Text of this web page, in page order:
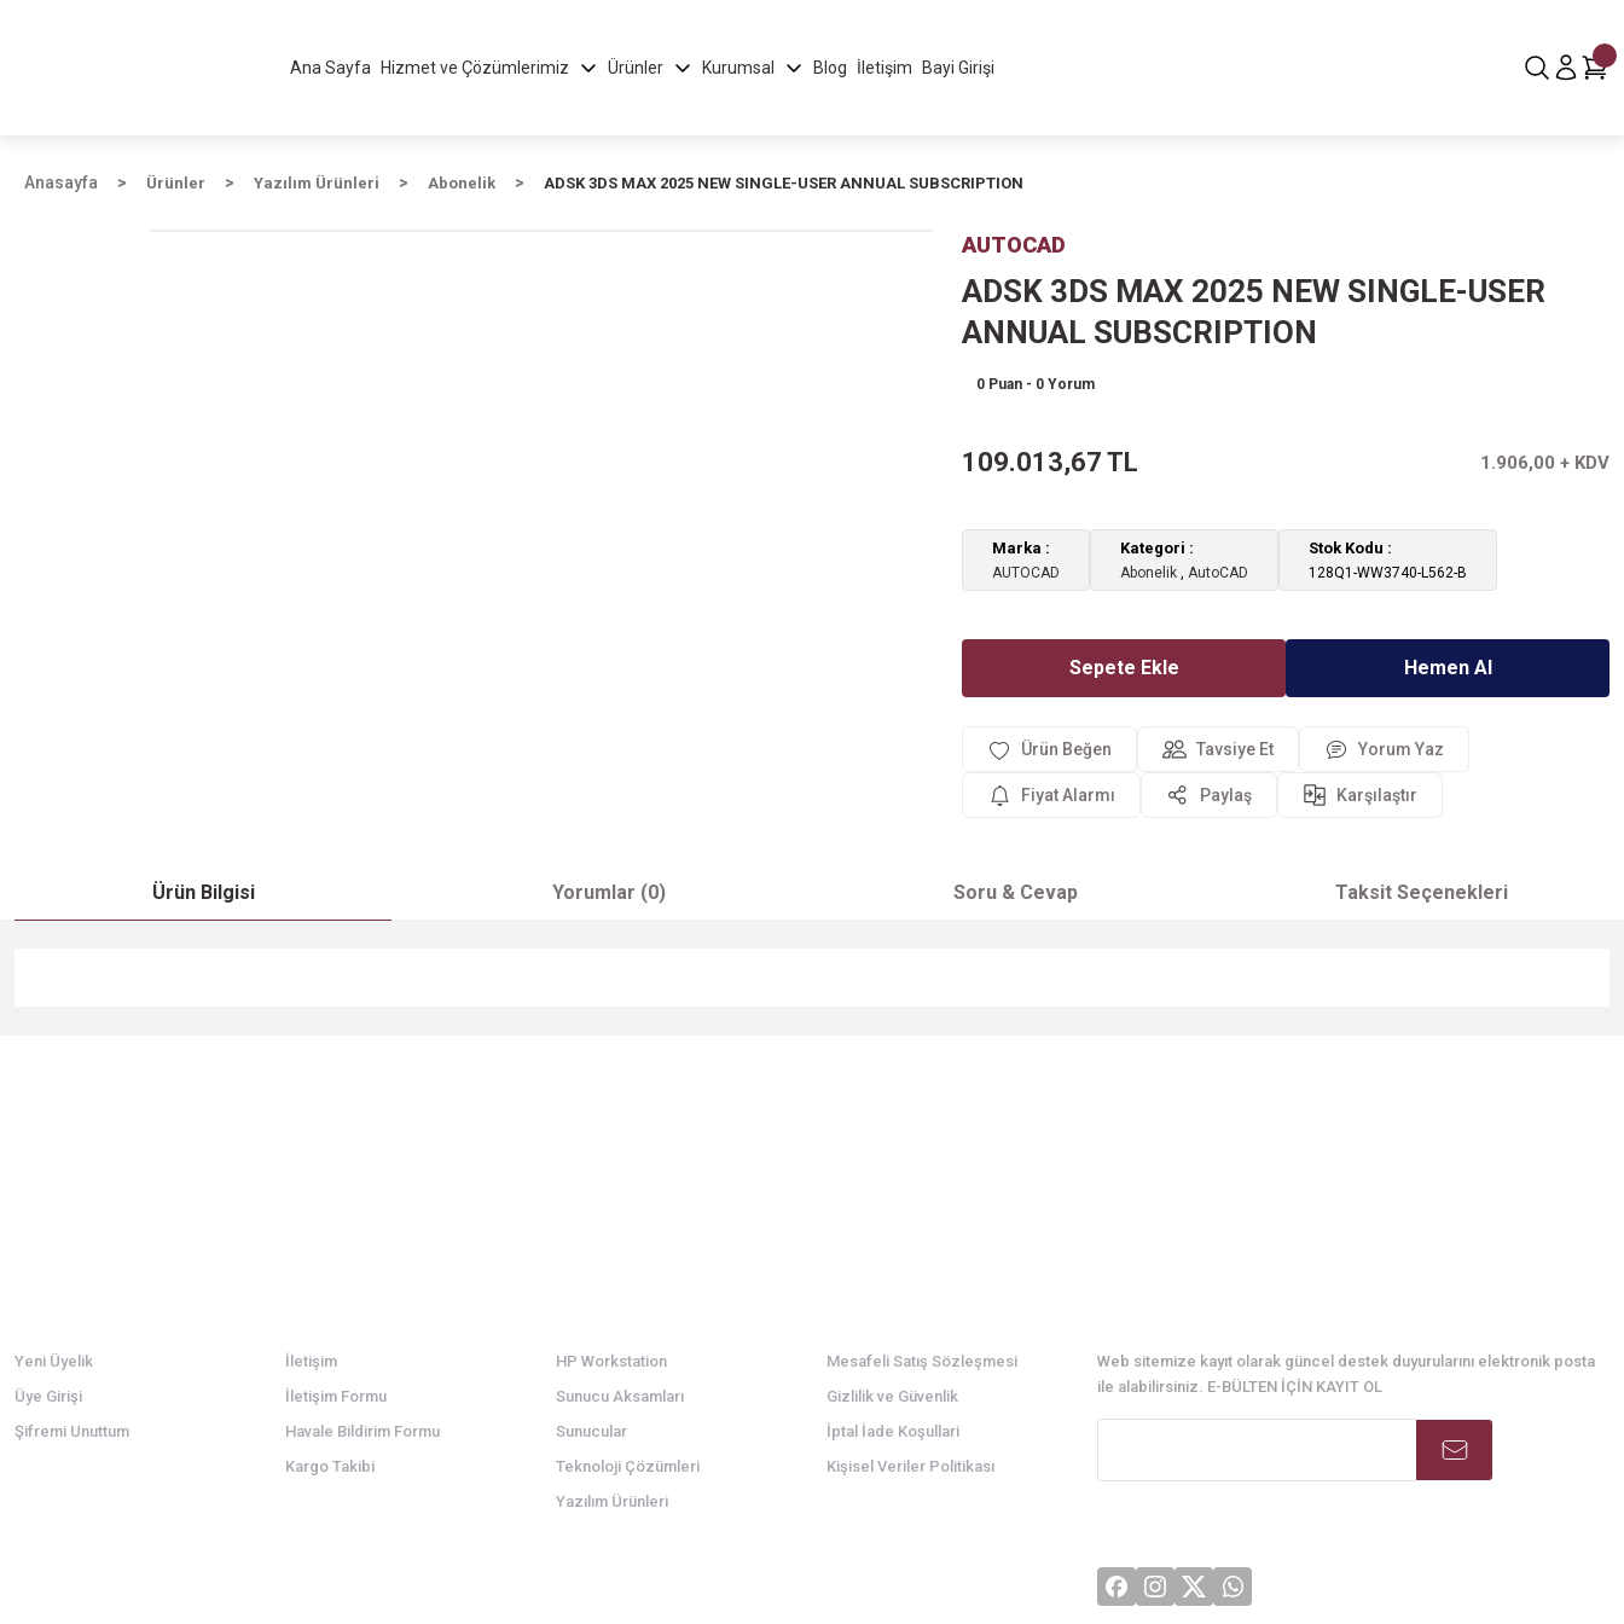
Ana Sayfa Hizmet ve Çözümlerimiz Ürünler Kurumsal Blog İletişim Bayi Girişi
Anasayfa Ürünler Yazılım Ürünleri Abonelik ADSK 3DS MAX 2025 NEW SINGLE-USER ANNUAL SUBSCRIPTION
AUTOCAD
ADSK 3DS MAX 2025 NEW SINGLE-USER
ANNUAL SUBSCRIPTION
0 Puan - 0 Yorum
109.013,67 TL 1.906,00 + KDV
Marka
AUTOCAD
Kategori
Abonelik , AutoCAD
Stok Kodu
128Q1-WW3740-L562-B
Sepete Ekle Hemen Al
Tavsiye Et Yorum Yaz
Fiyat Alarmı Paylaş Karşılaştır
Ürün Bilgisi Yorumlar (0) Soru & Cevap Taksit Seçenekleri
Gönder
Yeni Üyelik
Üye Girişi
Şifremi Unuttum
İletişim
İletişim Formu
Havale Bildirim Formu
Kargo Takibi
HP Workstation
Sunucu Aksamları
Sunucular
Teknoloji Çözümleri
Yazılım Ürünleri
Mesafeli Satış Sözleşmesi
Gizlilik ve Güvenlik
İptal İade Koşullari
Kişisel Veriler Politikası
Web sitemize kayıt olarak güncel destek duyurularını elektronik posta
ile alabilirsiniz. E-BÜLTEN İÇİN KAYIT OL